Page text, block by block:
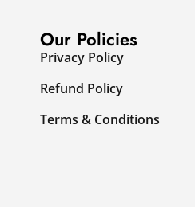
Our Policies
Privacy Policy
Refund Policy
Terms & Conditions